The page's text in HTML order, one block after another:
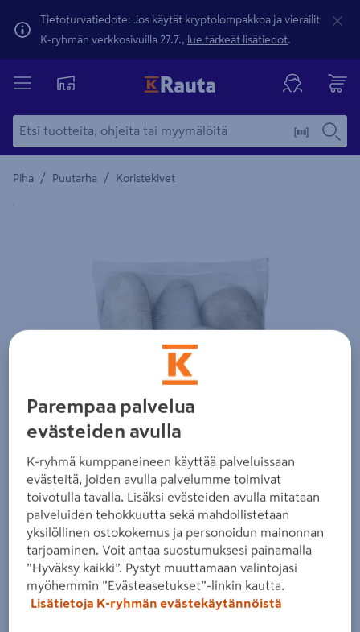
Tietoturvatiedote: Jos käytät kryptolompakkoa ja vierailit
K-ryhmän verkkosivuilla 27.7., lue tärkeät lisätiedot.
Piha / Puutarha / Koristekivet
Yksityiskohtainen kuvaus löytyy Tuotteen kuvaus -
Zoomaa kuvaa sormilla kosketusnäytöllä
Parempaa palvelua
evästeiden avulla
K-ryhmä kumppaneineen käyttää palveluissaan
evästeitä, joiden avulla palvelumme toimivat
toivotulla tavalla. Lisäksi evästeiden avulla mitataan
palveluiden tehokkuutta sekä mahdollistetaan
yksilöllinen ostokokemus ja personoidun mainonnan
tarjoaminen. Voit antaa suostumuksesi painamalla
”Hyväksy kaikki”. Pystyt muuttamaan valintojasi
myöhemmin ”Evästeasetukset”-linkin kautta.
Lisätietoja K-ryhmän evästekäytännöistä